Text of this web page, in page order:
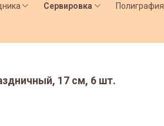
Сервировка Полиграфия
17 см, 6 шт.